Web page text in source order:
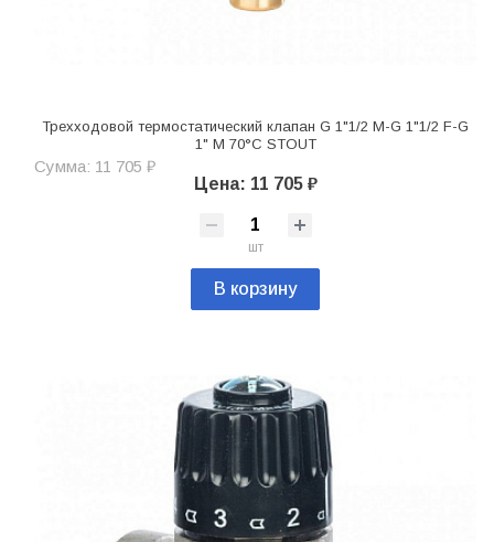
Трехходовой термостатический клапан G 1"1/2 M-G 1"1/2 F-G
1" M 70°C STOUT
Сумма: 11 705 ₽
Цена: 11 705 ₽
шт
В корзину